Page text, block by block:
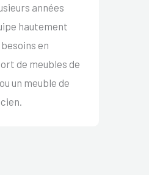
années
hautement
en
de meubles de
un meuble de